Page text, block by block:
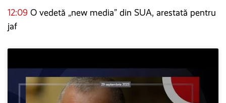
12:09 O vedetă „new media” din SUA, arestată pentru
jaf